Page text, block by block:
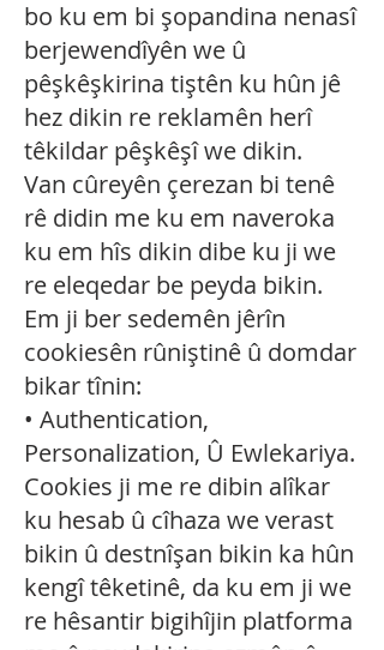
bo ku em bi şopandina nenasî
berjewendîyên we û
pêşkêşkirina tiştên ku hûn jê
hez dikin re reklamên herî
têkildar pêşkêşî we dikin.
Van cûreyên çerezan bi tenê
rê didin me ku em naveroka
ku em hîs dikin dibe ku ji we
re eleqedar be peyda bikin.
Em ji ber sedemên jêrîn
cookiesên rûniştinê û domdar
bikar tînin:
• Authentication,
Personalization, Û Ewlekariya.
Cookies ji me re dibin alîkar
ku hesab û cîhaza we verast
bikin û destnîşan bikin ka hûn
kengî têketinê, da ku em ji we
re hêsantir bigihîjin platforma